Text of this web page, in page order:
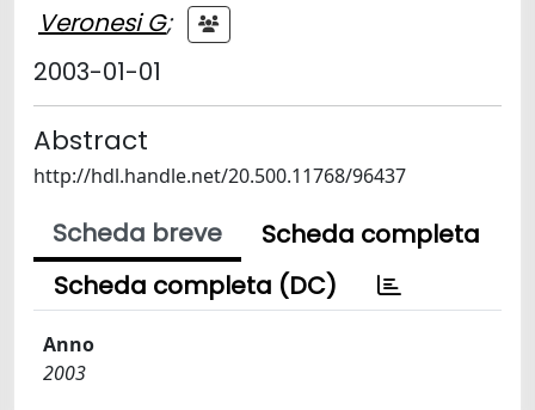
Veronesi G;
2003-01-01
Abstract
http://hdl.handle.net/20.500.11768/96437
Scheda breve
Scheda completa
Scheda completa (DC)
Anno
2003